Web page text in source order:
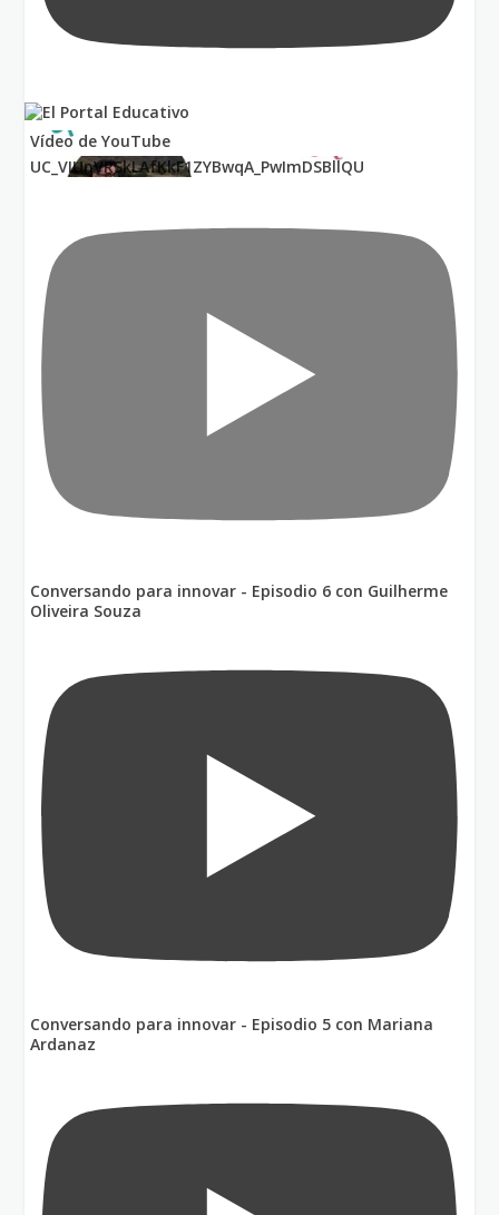
Vídeo de YouTube
UC_VIUnVRSkLAfKkF1ZYBwqA_PwImDSBllQU
Conversando para innovar - Episodio 6 con Guilherme
Oliveira Souza
Conversando para innovar - Episodio 5 con Mariana
Ardanaz